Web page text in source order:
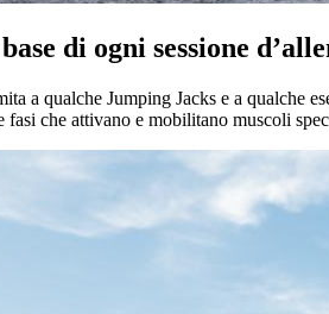
di ogni sessione
a qualche Jumping Jacks e a qualche
fasi che attivano e mobilitano muscoli